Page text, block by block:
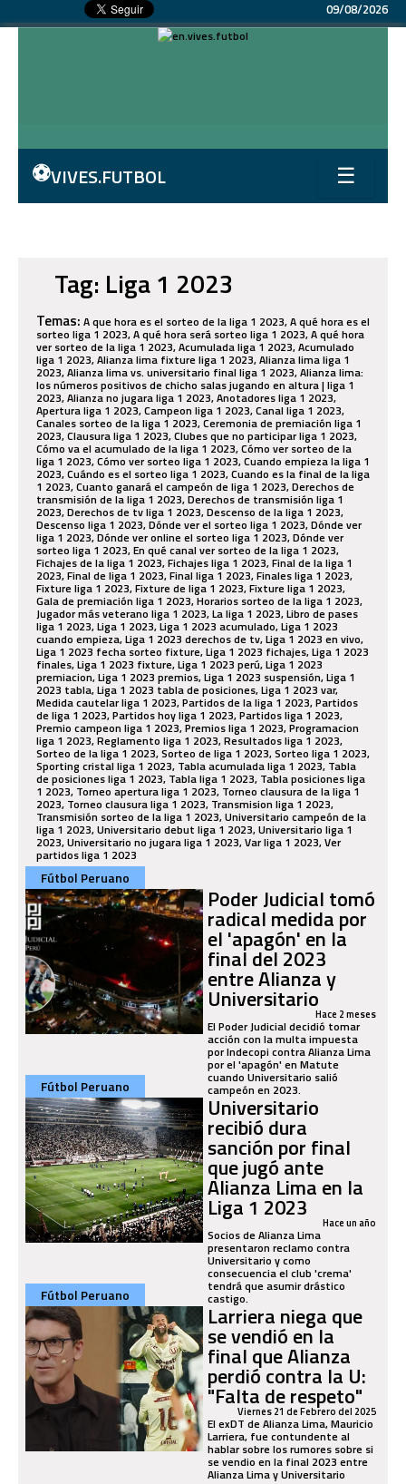
09/08/2026
⚽VIVES.FUTBOL ☰
Tag: Liga 1 2023
Temas: A que hora es el sorteo de la liga 1 2023, A qué hora es el
sorteo liga 1 2023, A qué hora será sorteo liga 1 2023, A qué hora
ver sorteo de la liga 1 2023, Acumulada liga 1 2023, Acumulado
liga 1 2023, Alianza lima fixture liga 1 2023, Alianza lima liga 1
2023, Alianza lima vs. universitario final liga 1 2023, Alianza lima:
los números positivos de chicho salas jugando en altura | liga 1
2023, Alianza no jugara liga 1 2023, Anotadores liga 1 2023,
Apertura liga 1 2023, Campeon liga 1 2023, Canal liga 1 2023,
Canales sorteo de la liga 1 2023, Ceremonia de premiación liga 1
2023, Clausura liga 1 2023, Clubes que no participar liga 1 2023,
Cómo va el acumulado de la liga 1 2023, Cómo ver sorteo de la
liga 1 2023, Cómo ver sorteo liga 1 2023, Cuando empieza la liga 1
2023, Cuándo es el sorteo liga 1 2023, Cuando es la final de la liga
1 2023, Cuanto ganará el campeón de liga 1 2023, Derechos de
transmisión de la liga 1 2023, Derechos de transmisión liga 1
2023, Derechos de tv liga 1 2023, Descenso de la liga 1 2023,
Descenso liga 1 2023, Dónde ver el sorteo liga 1 2023, Dónde ver
liga 1 2023, Dónde ver online el sorteo liga 1 2023, Dónde ver
sorteo liga 1 2023, En qué canal ver sorteo de la liga 1 2023,
Fichajes de la liga 1 2023, Fichajes liga 1 2023, Final de la liga 1
2023, Final de liga 1 2023, Final liga 1 2023, Finales liga 1 2023,
Fixture liga 1 2023, Fixture de liga 1 2023, Fixture liga 1 2023,
Gala de premiación liga 1 2023, Horarios sorteo de la liga 1 2023,
Jugador más veterano liga 1 2023, La liga 1 2023, Libro de pases
liga 1 2023, Liga 1 2023, Liga 1 2023 acumulado, Liga 1 2023
cuando empieza, Liga 1 2023 derechos de tv, Liga 1 2023 en vivo,
Liga 1 2023 fecha sorteo fixture, Liga 1 2023 fichajes, Liga 1 2023
finales, Liga 1 2023 fixture, Liga 1 2023 perú, Liga 1 2023
premiacion, Liga 1 2023 premios, Liga 1 2023 suspensión, Liga 1
2023 tabla, Liga 1 2023 tabla de posiciones, Liga 1 2023 var,
Medida cautelar liga 1 2023, Partidos de la liga 1 2023, Partidos
de liga 1 2023, Partidos hoy liga 1 2023, Partidos liga 1 2023,
Premio campeon liga 1 2023, Premios liga 1 2023, Programacion
liga 1 2023, Reglamento liga 1 2023, Resultados liga 1 2023,
Sorteo de la liga 1 2023, Sorteo de liga 1 2023, Sorteo liga 1 2023,
Sporting cristal liga 1 2023, Tabla acumulada liga 1 2023, Tabla
de posiciones liga 1 2023, Tabla liga 1 2023, Tabla posiciones liga
1 2023, Torneo apertura liga 1 2023, Torneo clausura de la liga 1
2023, Torneo clausura liga 1 2023, Transmision liga 1 2023,
Transmisión sorteo de la liga 1 2023, Universitario campeón de la
liga 1 2023, Universitario debut liga 1 2023, Universitario liga 1
2023, Universitario no jugara liga 1 2023, Var liga 1 2023, Ver
partidos liga 1 2023
Fútbol Peruano
Poder Judicial tomó
radical medida por
el 'apagón' en la
final del 2023
entre Alianza y
UniversitarioHace 2 meses
El Poder Judicial decidió tomar
acción con la multa impuesta
por Indecopi contra Alianza Lima
por el 'apagón' en Matute
cuando Universitario salió
campeón en 2023.
Fútbol Peruano
Universitario
recibió dura
sanción por final
que jugó ante
Alianza Lima en la
Liga 1 2023 Hace un año
Socios de Alianza Lima
presentaron reclamo contra
Universitario y como
consecuencia el club 'crema'
tendrá que asumir drástico
castigo.
Fútbol Peruano
Larriera niega que
se vendió en la
final que Alianza
perdió contra la U:
"Falta de respeto"
Viernes 21 de Febrero del 2025
El exDT de Alianza Lima, Mauricio
Larriera, fue contundente al
hablar sobre los rumores sobre si
se vendio en la final 2023 entre
Alianza Lima y Universitario